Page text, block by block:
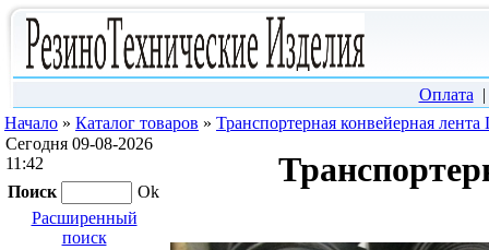
Оплата
Начало » Каталог товаров » Транспортерная конвейерная
Сегодня 09-08-2026
11:42
Поиск
Ok
Расширенный
поиск